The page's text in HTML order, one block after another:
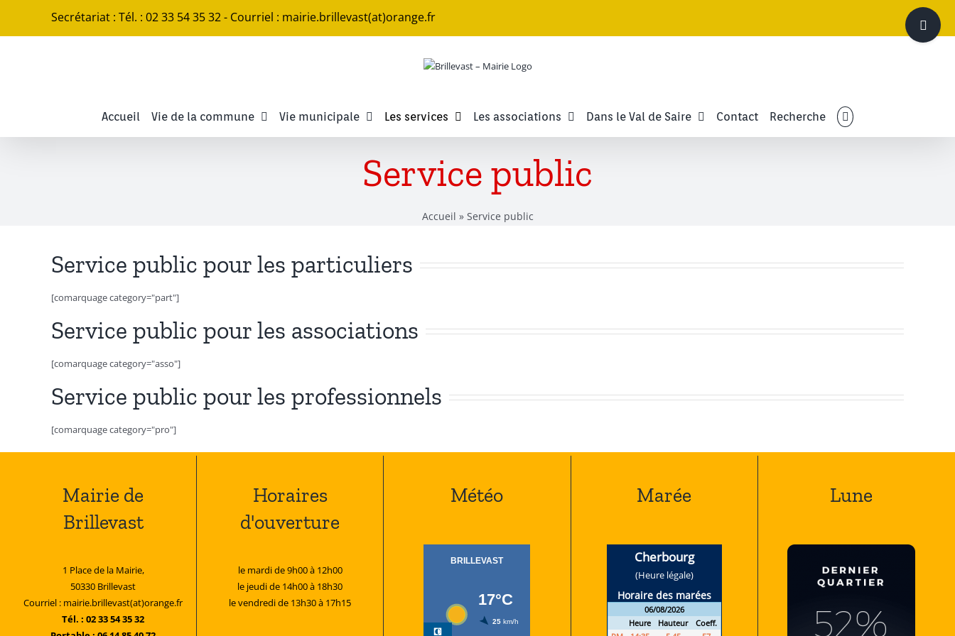
contenu
Secrétariat : Tél. : 02 33 54 35 32 - Courriel : mairie.brillevast(at)orange.fr
Accueil Vie de la commune Vie municipale Les services Les associations Dans le Val de Saire Contact Recherche
Service public
Accueil » Service public
Service public pour les particuliers
[comarquage category="part"]
Service public pour les associations
[comarquage category="asso"]
Service public pour les professionnels
[comarquage category="pro"]
Mairie de
Brillevast
1 Place de la Mairie,
50330 Brillevast
Courriel : mairie.brillevast(at)orange.fr
Tél. : 02 33 54 35 32
Horaires
d'ouverture
le mardi de 9h00 à 12h00
le jeudi de 14h00 à 18h30
le vendredi de 13h30 à 17h15
Météo Marée Lune
Bascule
de